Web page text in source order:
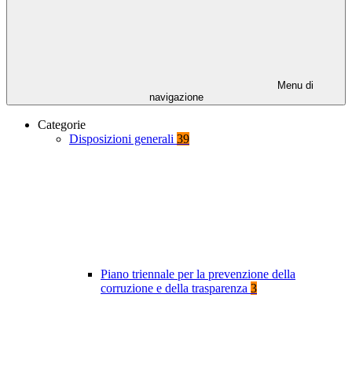
Menu di
navigazione
Categorie
Disposizioni generali 39
Piano triennale per la prevenzione della
corruzione e della trasparenza 3